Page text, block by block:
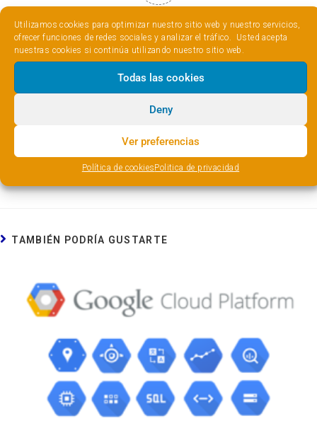
Utilizamos cookies para optimizar nuestro sitio web y nuestro servicios,
ofrecer funciones de redes sociales y analizar el tráfico. Usted acepta
nuestras cookies si continúa utilizando nuestro sitio web.
Todas las cookies
Deny
Ver preferencias
Política de cookiesPolitica de privacidad
o
Siguiente entrada
TAMBIÉN PODRÍA GUSTARTE